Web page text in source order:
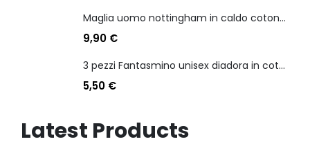
Maglia uomo nottingham in caldo cotone scollo a v manica lunga
9,90 €
3 pezzi Fantasmino unisex diadora in cotone mercerizzato tg dalla 35 alla 46
5,50 €
Latest Products